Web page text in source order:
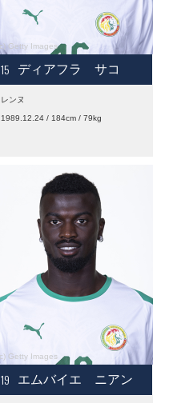
15 ディアフラ サコ
レンヌ
1989.12.24 / 184cm / 79kg
19 エムバイエ ニアン